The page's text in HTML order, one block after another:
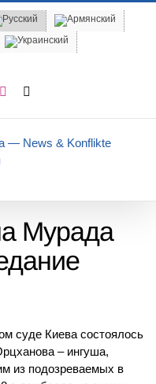
Instagram
Мурада
суде Киева состоялось
– ингуша,
из подозреваемых в